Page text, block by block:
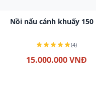
Xem chi tiết
Nồi nấu cánh khuấy
(4)
15.000.000 VNĐ